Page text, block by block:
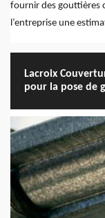
fournir des gouttières
l’entreprise une
Lacroix
pour la pose de